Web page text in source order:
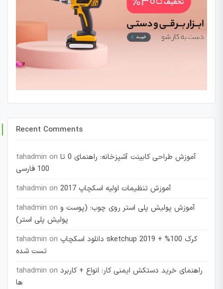
Recent Comments
tahadmin on آموزش طراحی کابینت آشپزخانه: راهنمای 0 تا
100 فارسی
tahadmin on
آموزش تنظیمات اولیه اسکچاپ 2017
tahadmin on آموزش پولیش پلی استر روی چوب: (پوست و
پولیش پلی استر)
tahadmin on دانلود اسکچاپ sketchup 2019 + کرک 100%
تست شده
tahadmin on راهنمای خرید دستکش ایمنی کار: انواع + کاربرد
ها